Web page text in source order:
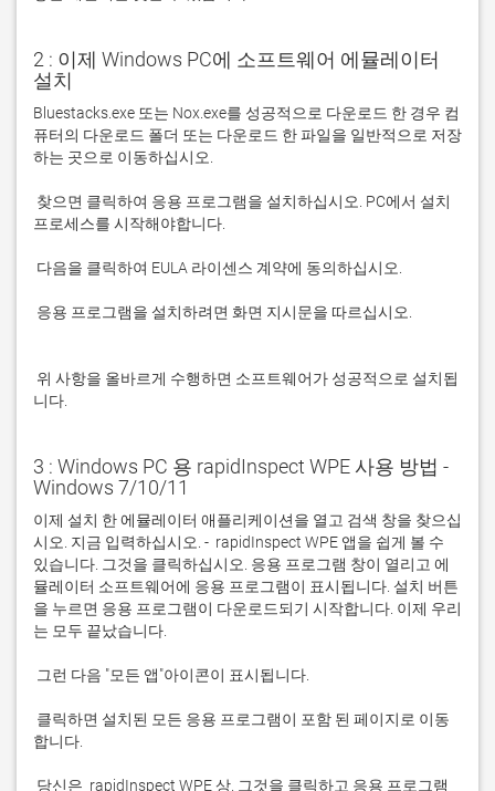
2 : 이제 Windows PC에 소프트웨어 에뮬레이터
설치
Bluestacks.exe 또는 Nox.exe를 성공적으로 다운로드 한 경우 컴
퓨터의 다운로드 폴더 또는 다운로드 한 파일을 일반적으로 저장
니다.
3 : Windows PC 용 rapidInspect WPE 사용 방법 -
Windows 7/10/11
이제 설치 한 에뮬레이터 애플리케이션을 열고 검색 창을 찾으십
시오. 지금 입력하십시오. -  rapidInspect WPE 앱을 쉽게 볼 수
있습니다. 그것을 클릭하십시오. 응용 프로그램 창이 열리고 에
뮬레이터 소프트웨어에 응용 프로그램이 표시됩니다. 설치 버튼
을 누르면 응용 프로그램이 다운로드되기 시작합니다. 이제 우리